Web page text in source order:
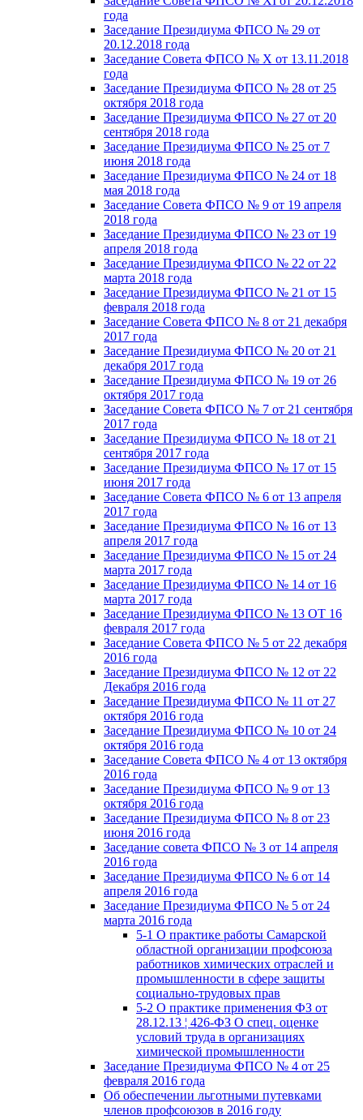
года
Заседание Президиума ФПСО № 29 от
20.12.2018 года
Заседание Совета ФПСО № X от 13.11.2018
года
Заседание Президиума ФПСО № 28 от 25
октября 2018 года
Заседание Президиума ФПСО № 27 от 20
сентября 2018 года
Заседание Президиума ФПСО № 25 от 7
июня 2018 года
Заседание Президиума ФПСО № 24 от 18
мая 2018 года
Заседание Совета ФПСО № 9 от 19 апреля
2018 года
Заседание Президиума ФПСО № 23 от 19
апреля 2018 года
Заседание Президиума ФПСО № 22 от 22
марта 2018 года
Заседание Президиума ФПСО № 21 от 15
февраля 2018 года
Заседание Совета ФПСО № 8 от 21 декабря
2017 года
Заседание Президиума ФПСО № 20 от 21
декабря 2017 года
Заседание Президиума ФПСО № 19 от 26
октября 2017 года
Заседание Совета ФПСО № 7 от 21 сентября
2017 года
Заседание Президиума ФПСО № 18 от 21
сентября 2017 года
Заседание Президиума ФПСО № 17 от 15
июня 2017 года
Заседание Совета ФПСО № 6 от 13 апреля
2017 года
Заседание Президиума ФПСО № 16 от 13
апреля 2017 года
Заседание Президиума ФПСО № 15 от 24
марта 2017 года
Заседание Президиума ФПСО № 14 от 16
марта 2017 года
Заседание Президиума ФПСО № 13 ОТ 16
февраля 2017 года
Заседание Совета ФПСО № 5 от 22 декабря
2016 года
Заседание Президиума ФПСО № 12 от 22
Декабря 2016 года
Заседание Президиума ФПСО № 11 от 27
октября 2016 года
Заседание Президиума ФПСО № 10 от 24
октября 2016 года
Заседание Совета ФПСО № 4 от 13 октября
2016 года
Заседание Президиума ФПСО № 9 от 13
октября 2016 года
Заседание Президиума ФПСО № 8 от 23
июня 2016 года
Заседание совета ФПСО № 3 от 14 апреля
2016 года
Заседание Президиума ФПСО № 6 от 14
апреля 2016 года
Заседание Президиума ФПСО № 5 от 24
марта 2016 года
5-1 О практике работы Самарской
областной организации профсоюза
работников химических отраслей и
промышленности в сфере защиты
социально-трудовых прав
5-2 О практике применения ФЗ от
28.12.13 ¦ 426-ФЗ О спец. оценке
условий труда в организациях
химической промышленности
Заседание Президиума ФПСО № 4 от 25
февраля 2016 года
Об обеспечении льготными путевками
членов профсоюзов в 2016 году